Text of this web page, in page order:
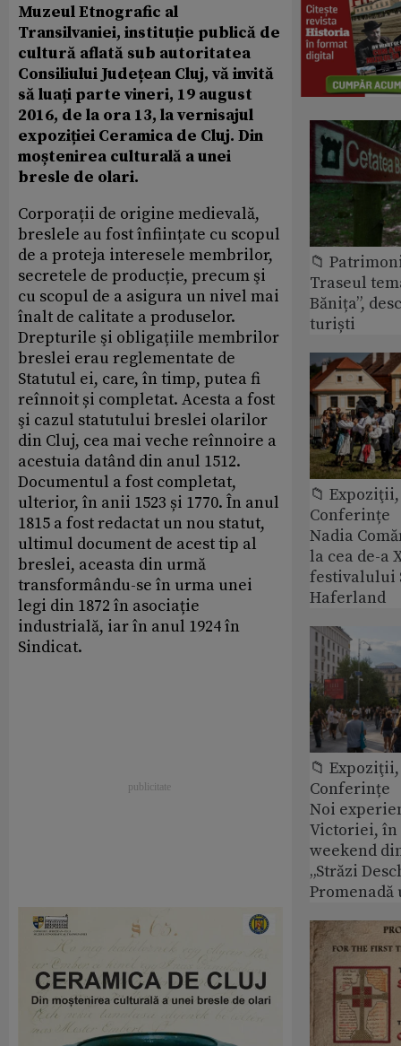
Muzeul Etnografic al
Transilvaniei, instituție publică de
cultură aflată sub autoritatea
Consiliului Județean Cluj, vă invită
să luați parte vineri, 19 august
2016, de la ora 13, la vernisajul
expoziției Ceramica de Cluj. Din
moștenirea culturală a unei
bresle de olari.
Corporații de origine medievală,
breslele au fost înființate cu scopul
de a proteja interesele membrilor,
secretele de producție, precum şi
cu scopul de a asigura un nivel mai
înalt de calitate a produselor.
Drepturile şi obligațiile membrilor
breslei erau reglementate de
Statutul ei, care, în timp, putea fi
reînnoit și completat. Acesta a fost
şi cazul statutului breslei olarilor
din Cluj, cea mai veche reînnoire a
acestuia datând din anul 1512.
Documentul a fost completat,
ulterior, în anii 1523 și 1770. În anul
1815 a fost redactat un nou statut,
ultimul document de acest tip al
breslei, aceasta din urmă
transformându-se în urma unei
legi din 1872 în asociație
industrială, iar în anul 1924 în
Sindicat.
📁
Traseul
Bănița”,
turiști
📁
Conferințe
Nadia
la cea de-a
festivalului
Haferland
📁
Conferințe
Noi
Victoriei,
weekend
„Străzi
Promenadă